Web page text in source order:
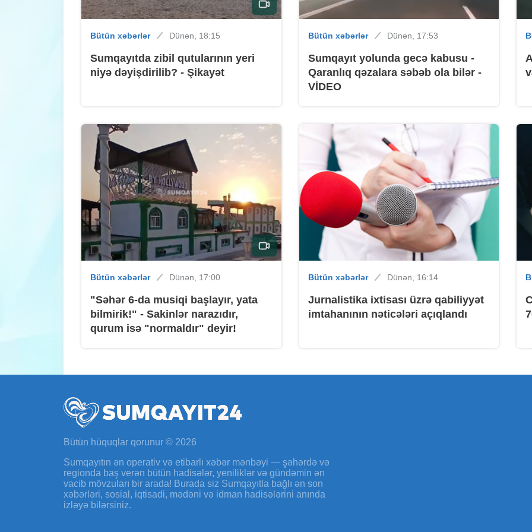
Bütün xəbərlər Dünən, 18:15
Sumqayıtda zibil qutularının yeri
niyə dəyişdirilib? - Şikayət
Bütün xəbərlər Dünən, 17:53
Sumqayıt yolunda gecə kabusu -
Qaranlıq qəzalara səbəb ola bilər -
VİDEO
Bütün xəbərlər Dünən, 17:00
"Səhər 6-da musiqi başlayır, yata
bilmirik!" - Sakinlər narazıdır,
qurum isə "normaldır" deyir!
Bütün xəbərlər Dünən, 16:14
Jurnalistika ixtisası üzrə qabiliyyət
imtahanının nəticələri açıqlandı
Bütün hüquqlar qorunur © 2026
Sumqayıtın ən operativ və etibarlı xəbər mənbəyi — şəhərdə və
regionda baş verən bütün hadisələr, yeniliklər və gündəmin ən
vacib mövzuları bir arada! Burada siz Sumqayıtla bağlı ən son
xəbərləri, sosial, iqtisadi, mədəni və idman hadisələrini anında
izləyə bilərsiniz.